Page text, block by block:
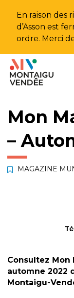
En raison des
d’Asson est
ordre. Merci
Aller
Aller
contenu
Aller
pied
Mon
–
MAGAZINE
Consultez Mon
automne 2022
Montaigu-